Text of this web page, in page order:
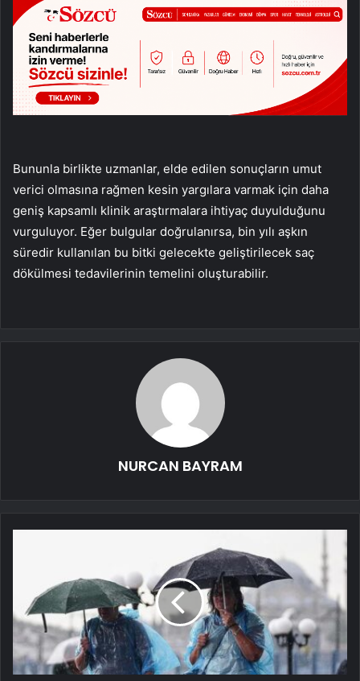
Bununla birlikte uzmanlar, elde edilen sonuçların umut
verici olmasına rağmen kesin yargılara varmak için daha
geniş kapsamlı klinik araştırmalara ihtiyaç duyulduğunu
vurguluyor. Eğer bulgular doğrulanırsa, bin yılı aşkın
süredir kullanılan bu bitki gelecekte geliştirilecek saç
dökülmesi tedavilerinin temelini oluşturabilir.
NURCAN BAYRAM